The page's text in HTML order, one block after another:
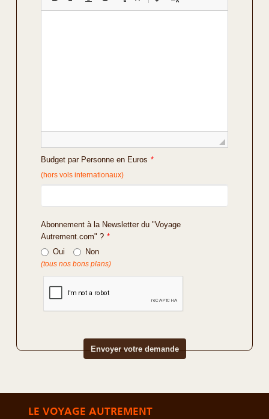
Budget par Personne en Euros *
(hors vols internationaux)
Abonnement à la Newsletter du "Voyage
Autrement.com" ? *
Oui
Non
(tous nos bons plans)
LE VOYAGE AUTREMENT